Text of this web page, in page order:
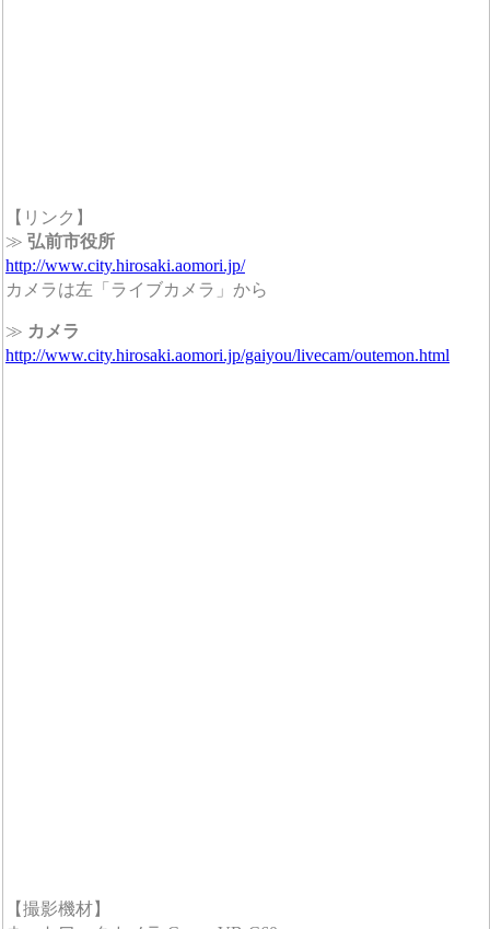
【リンク】
≫ 弘前市役所
http://www.city.hirosaki.aomori.jp/
カメラは左「ライブカメラ」から
≫ カメラ
http://www.city.hirosaki.aomori.jp/gaiyou/livecam/outemon.html
【撮影機材】